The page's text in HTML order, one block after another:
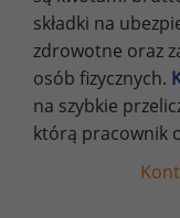
składki na
zdrowotne oraz
osób fizycznych.
na szybkie
którą pracownik